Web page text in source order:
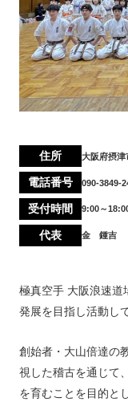
住所 大阪府摂津
電話番号 090-3849-
受付時間 9:00～
代表 金 鍾吉
極真空手 大阪浪速道
発展を目指し活動し
創始者・大山倍達の
視した稽古を通じて
を育むことを目的と